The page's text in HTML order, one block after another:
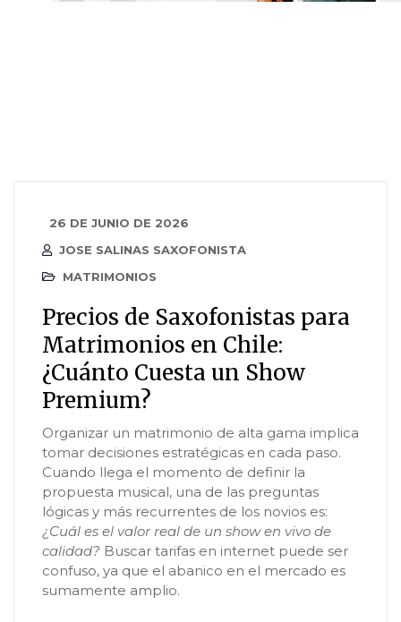
26 DE JUNIO DE 2026
JOSE SALINAS SAXOFONISTA
MATRIMONIOS
Precios de Saxofonistas para
Matrimonios en Chile:
¿Cuánto Cuesta un Show
Premium?
Organizar un matrimonio de alta gama implica
tomar decisiones estratégicas en cada paso.
Cuando llega el momento de definir la
propuesta musical, una de las preguntas
lógicas y más recurrentes de los novios es:
¿Cuál es el valor real de un show en vivo de
calidad? Buscar tarifas en internet puede ser
confuso, ya que el abanico en el mercado es
sumamente amplio.